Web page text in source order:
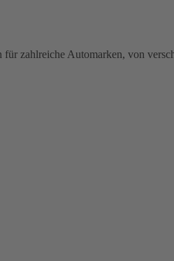
zahlreiche Automarken, von